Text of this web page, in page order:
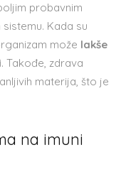
probavnim
Kada su
može lakše
. Takođe, zdrava
materija, što je
na imuni